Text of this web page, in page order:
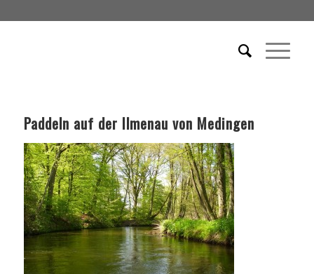
Paddeln auf der Ilmenau von Medingen